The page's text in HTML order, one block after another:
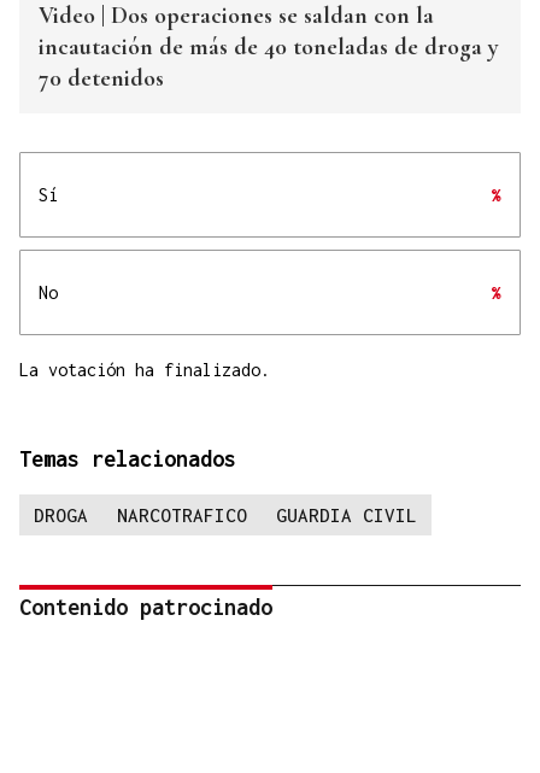
Video | Dos operaciones se saldan con la
incautación de más de 40 toneladas de droga y
70 detenidos
Sí %
No %
La votación ha finalizado.
Temas relacionados
DROGA NARCOTRAFICO GUARDIA CIVIL
Contenido patrocinado